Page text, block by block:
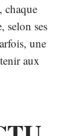
chaque
selon ses
une
aux